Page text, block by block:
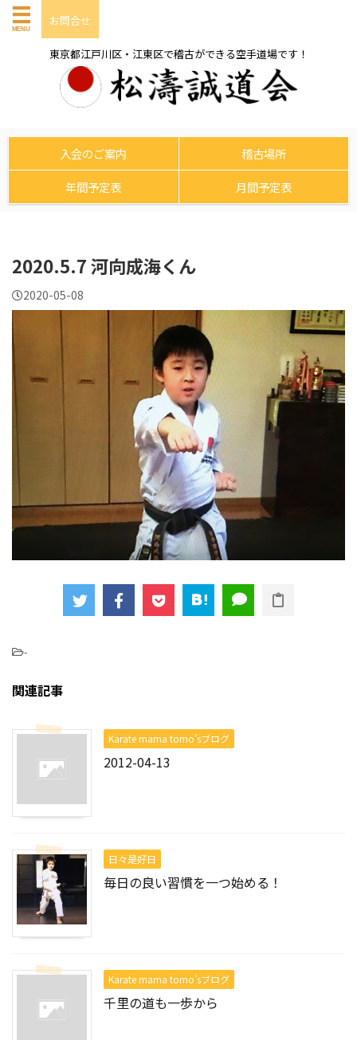
お問合せ
東京都江戸川区・江東区で稽古ができる空手道場です！
入会のご案内
稽古場所
年間予定表
月間予定表
2020.5.7 河向成海くん
2020-05-08
-
関連記事
Karate mama tomo’sブログ
2012-04-13
日々是好日
毎日の良い習慣を一つ始める！
Karate mama tomo’sブログ
千里の道も一歩から